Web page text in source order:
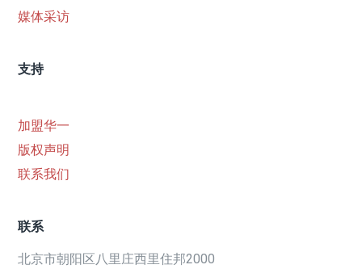
媒体采访
支持
加盟华一
版权声明
联系我们
联系
北京市朝阳区八里庄西里住邦2000